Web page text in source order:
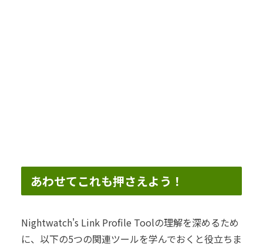
あわせてこれも押さえよう！
Nightwatch's Link Profile Toolの理解を深めるため
に、以下の5つの関連ツールを学んでおくと役立ちま